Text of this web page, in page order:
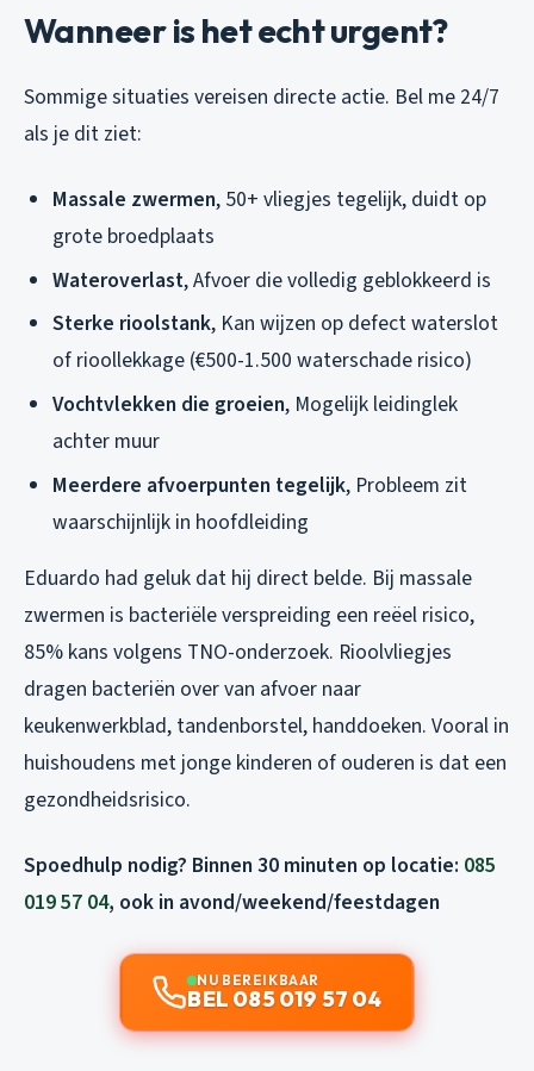
Wanneer is het echt urgent?
Sommige situaties vereisen directe actie. Bel me 24/7
als je dit ziet:
Massale zwermen, 50+ vliegjes tegelijk, duidt op
grote broedplaats
Wateroverlast, Afvoer die volledig geblokkeerd is
Sterke rioolstank, Kan wijzen op defect waterslot
of rioollekkage (€500-1.500 waterschade risico)
Vochtvlekken die groeien, Mogelijk leidinglek
achter muur
Meerdere afvoerpunten tegelijk, Probleem zit
waarschijnlijk in hoofdleiding
Eduardo had geluk dat hij direct belde. Bij massale
zwermen is bacteriële verspreiding een reëel risico,
85% kans volgens TNO-onderzoek. Rioolvliegjes
dragen bacteriën over van afvoer naar
keukenwerkblad, tandenborstel, handdoeken. Vooral in
huishoudens met jonge kinderen of ouderen is dat een
gezondheidsrisico.
Spoedhulp nodig? Binnen 30 minuten op locatie: 085
019 57 04, ook in avond/weekend/feestdagen
NU BEREIKBAAR
BEL 085 019 57 04